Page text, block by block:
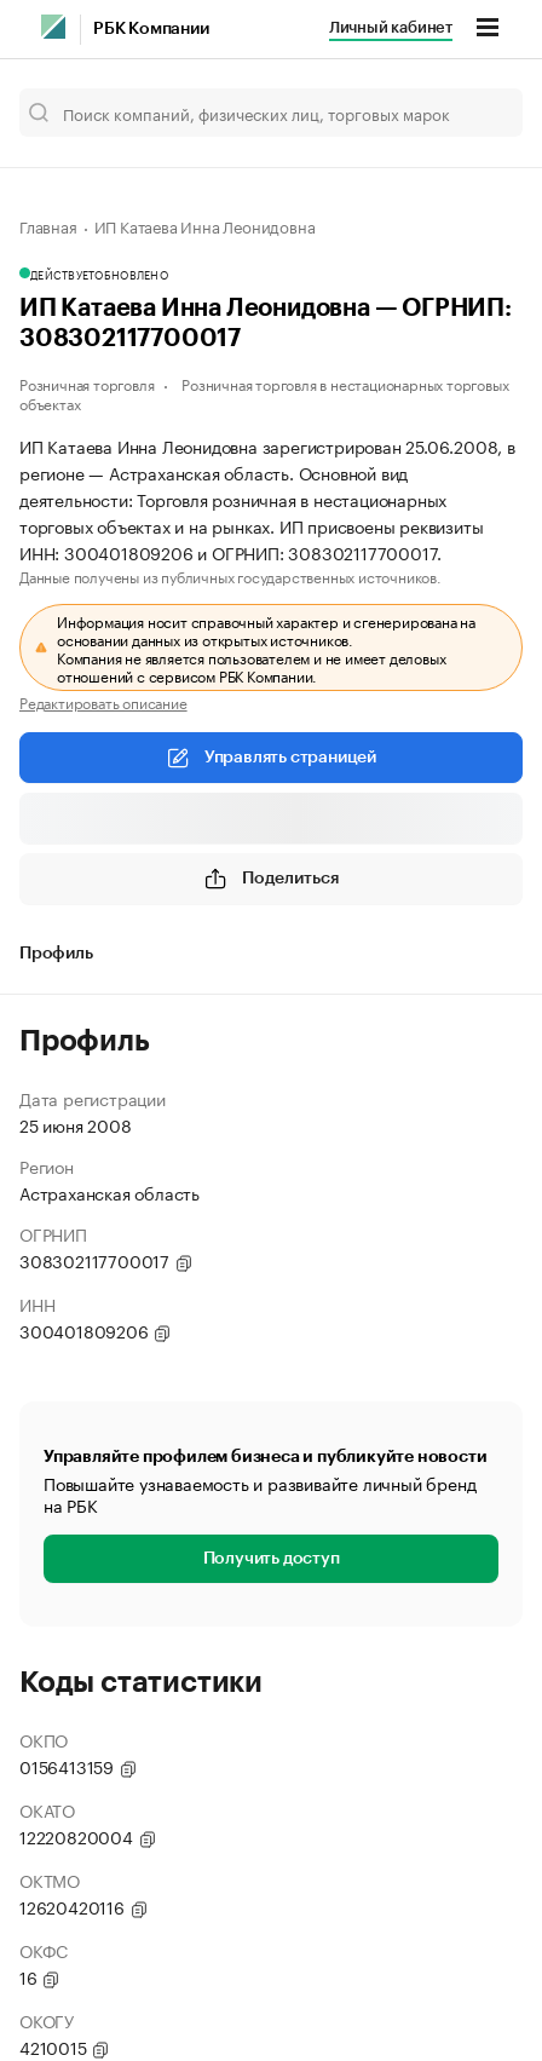
РБК Компании Личный кабинет
Главная ИП Катаева Инна Леонидовна
ДЕЙСТВУЕТОБНОВЛЕНО
ИП Катаева Инна Леонидовна — ОГРНИП:
308302117700017
Розничная торговля
Розничная торговля в нестационарных торговых
объектах
ИП Катаева Инна Леонидовна зарегистрирован 25.06.2008, в
регионе — Астраханская область. Основной вид
деятельности: Торговля розничная в нестационарных
торговых объектах и на рынках. ИП присвоены реквизиты
ИНН: 300401809206 и ОГРНИП: 308302117700017.
Данные получены из публичных государственных источников.
Информация носит справочный характер и сгенерирована на
основании данных из открытых источников.
Компания не является пользователем и не имеет деловых
отношений с сервисом РБК Компании.
Редактировать описание
Управлять страницей
Поделиться
Профиль
Профиль
Дата регистрации
25 июня 2008
Регион
Астраханская область
ОГРНИП
308302117700017
ИНН
300401809206
Управляйте профилем бизнеса и публикуйте новости
Повышайте узнаваемость и развивайте личный бренд
на РБК
Получить доступ
Коды статистики
ОКПО
0156413159
ОКАТО
12220820004
ОКТМО
12620420116
ОКФС
16
ОКОГУ
4210015